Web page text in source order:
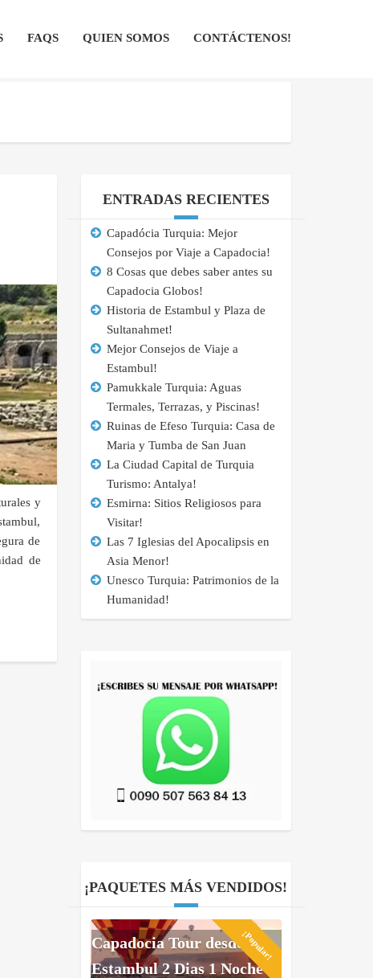
FAQS QUIEN SOMOS CONTÁCTENOS!
y
de
de
ENTRADAS RECIENTES
Capadócia Turquia: Mejor
Consejos por Viaje a Capadocia!
8 Cosas que debes saber antes su
Capadocia Globos!
Historia de Estambul y Plaza de
Sultanahmet!
Mejor Consejos de Viaje a
Estambul!
Pamukkale Turquia: Aguas
Termales, Terrazas, y Piscinas!
Ruinas de Efeso Turquia: Casa de
Maria y Tumba de San Juan
La Ciudad Capital de Turquia
Turismo: Antalya!
Esmirna: Sitios Religiosos para
Visitar!
Las 7 Iglesias del Apocalipsis en
Asia Menor!
Unesco Turquia: Patrimonios de la
Humanidad!
¡PAQUETES MÁS VENDIDOS!
¡Popular!
Capadocia Tour desde
Estambul 2 Dias 1 Noche